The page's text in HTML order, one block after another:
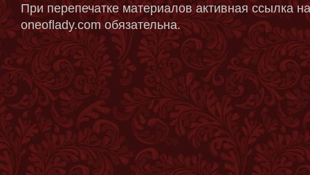
При перепечатке материалов активная ссылка
oneoflady.com обязательна.